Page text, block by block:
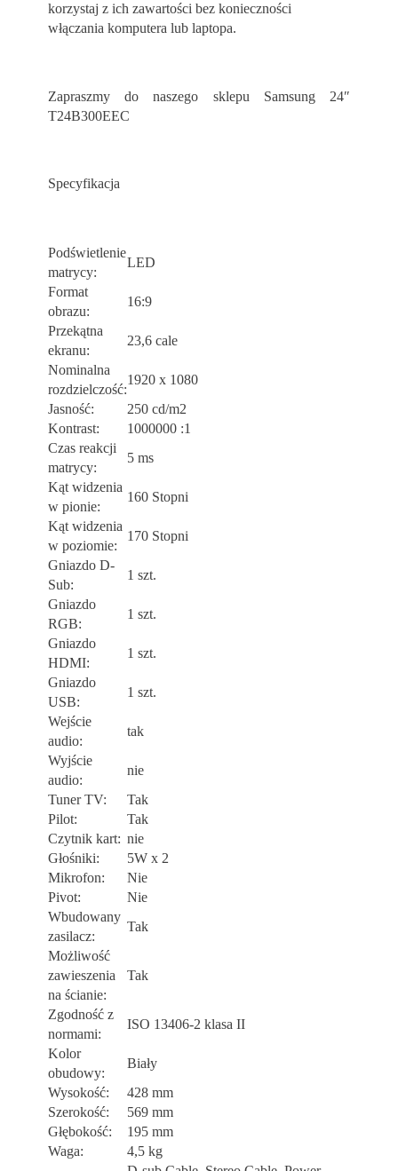
korzystaj z ich zawartości bez konieczności
włączania komputera lub laptopa.
Zapraszmy do naszego sklepu Samsung 24″
T24B300EEC
Specyfikacja
Podświetlenie
matrycy:
LED
Format
obrazu:
16:9
Przekątna
ekranu:
23,6 cale
Nominalna
rozdzielczość:
1920 x 1080
Jasność:
250 cd/m2
Kontrast:
1000000 :1
Czas reakcji
matrycy:
5 ms
Kąt widzenia
w pionie:
160 Stopni
Kąt widzenia
w poziomie:
170 Stopni
Gniazdo D-
Sub:
1 szt.
Gniazdo
RGB:
1 szt.
Gniazdo
HDMI:
1 szt.
Gniazdo
USB:
1 szt.
Wejście
audio:
tak
Wyjście
audio:
nie
Tuner TV:
Tak
Pilot:
Tak
Czytnik kart: nie
Głośniki:
5W x 2
Mikrofon:
Nie
Pivot:
Nie
Wbudowany
zasilacz:
Tak
Możliwość
zawieszenia
na ścianie:
Tak
Zgodność z
normami:
ISO 13406-2 klasa II
Kolor
obudowy:
Biały
Wysokość:
428 mm
Szerokość:
569 mm
Głębokość:
195 mm
Waga:
4,5 kg